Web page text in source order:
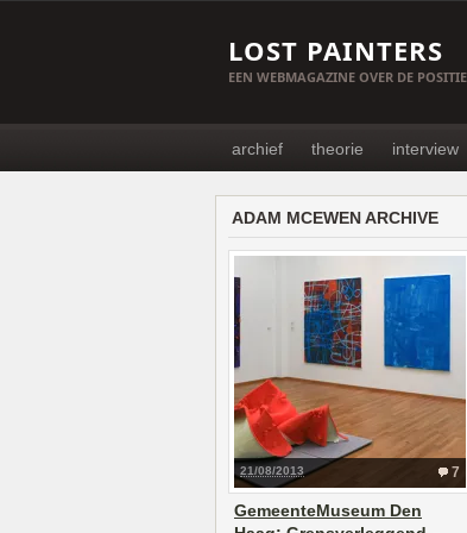
LOST PAINTERS
EEN WEBMAGAZINE OVER DE
archief theorie interview
ADAM MCEWEN ARCHIVE
7
21/08/2013
GemeenteMuseum Den